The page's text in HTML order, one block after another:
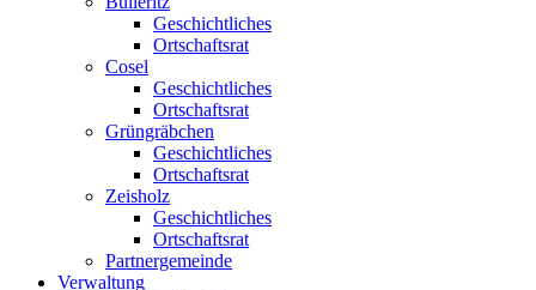
Geschichtliches
Ortschaftsrat
Cosel
Geschichtliches
Ortschaftsrat
Grüngräbchen
Geschichtliches
Ortschaftsrat
Zeisholz
Geschichtliches
Ortschaftsrat
Partnergemeinde
Verwaltung